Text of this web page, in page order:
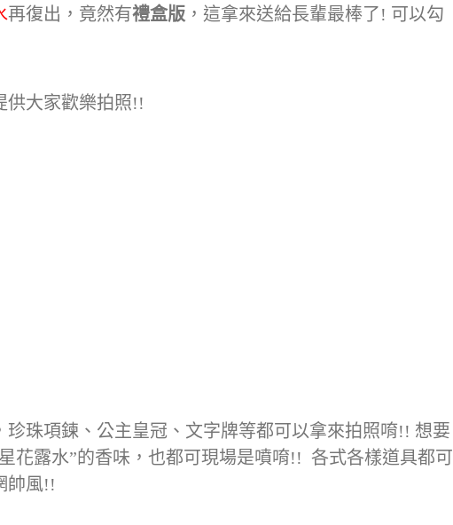
再復出，竟然有禮盒版 ，這拿來送給長輩最棒了! 可以勾
供大家歡樂拍照!!
珍珠項鍊、公主皇冠、文字牌等都可以拿來拍照唷!! 想要
花露水”的香味，也都可現場是噴唷!! 各式各樣道具都可
帥風!!